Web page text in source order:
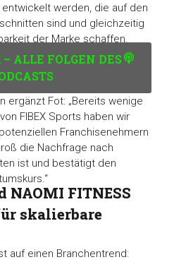
werden, die auf den
sind und gleichzeitig
der Marke schaffen.
ALLE FOLGEN DES
ergänzt Fot: „Bereits wenige
FIBEX Sports haben wir
Franchisenehmern
die Nachfrage nach
ist und bestätigt den
NAOMI FITNESS
skalierbare
auf einen Branchentrend: